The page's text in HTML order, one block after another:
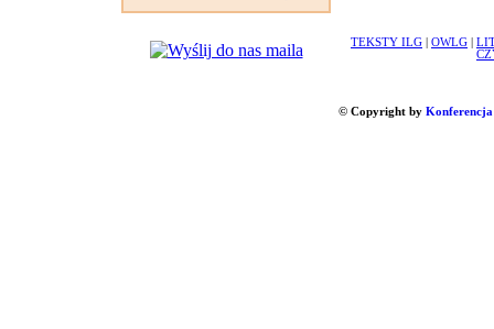
TEKSTY ILG OWLG
© Copyright by Konferencja